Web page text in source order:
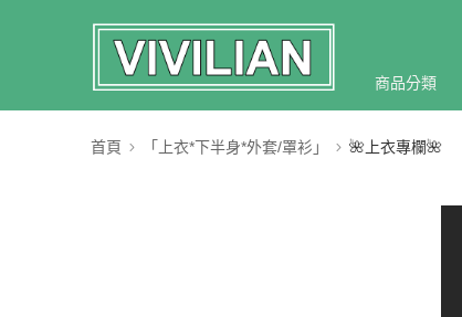
商品分類
首頁 「上衣*下半身*外套/罩衫」 🌺上衣專欄🌺